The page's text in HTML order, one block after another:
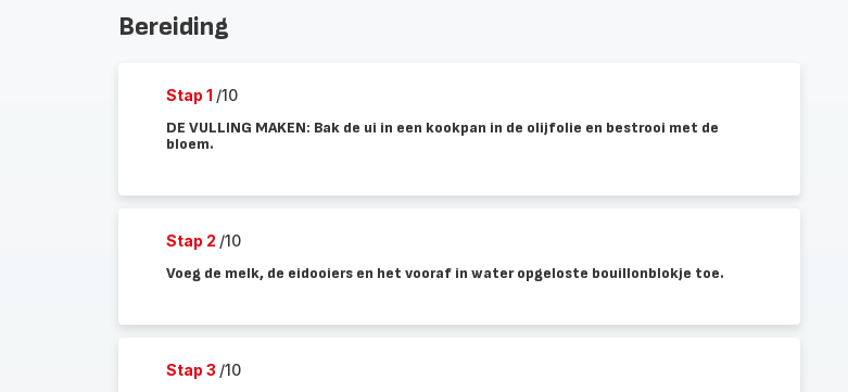
Bereiding
Stap 1 /10
DE VULLING MAKEN: Bak de ui in een kookpan in de olijfolie en bestrooi met de
bloem.
Stap 2 /10
Voeg de melk, de eidooiers en het vooraf in water opgeloste bouillonblokje toe.
Stap 3 /10